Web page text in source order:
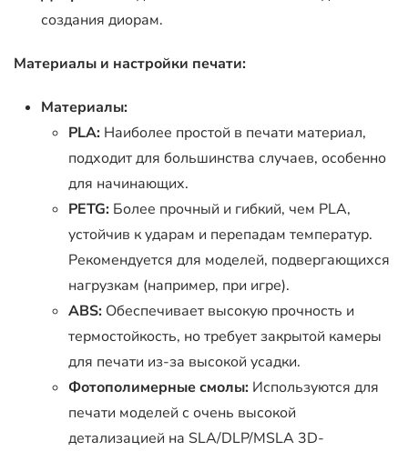
создания диорам.
Материалы и настройки печати:
Материалы:
PLA: Наиболее простой в печати материал,
подходит для большинства случаев, особенно
для начинающих.
PETG: Более прочный и гибкий, чем PLA,
устойчив к ударам и перепадам температур.
Рекомендуется для моделей, подвергающихся
нагрузкам (например, при игре).
ABS: Обеспечивает высокую прочность и
термостойкость, но требует закрытой камеры
для печати из-за высокой усадки.
Фотополимерные смолы: Используются для
печати моделей с очень высокой
детализацией на SLA/DLP/MSLA 3D-